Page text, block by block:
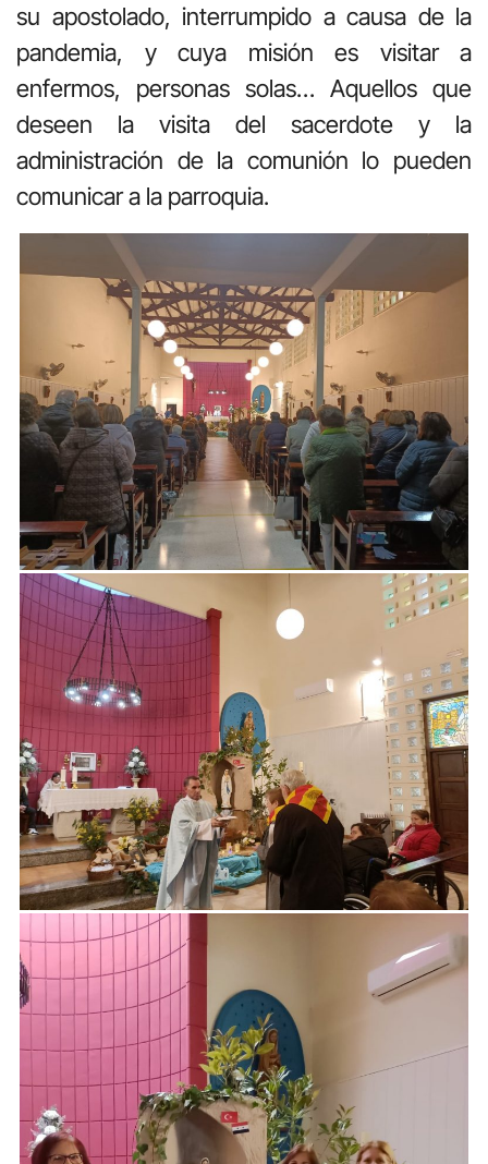
su apostolado, interrumpido a causa de la
pandemia, y cuya misión es visitar a
enfermos, personas solas… Aquellos que
deseen la visita del sacerdote y la
administración de la comunión lo pueden
comunicar a la parroquia.